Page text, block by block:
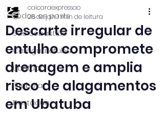
Todos os posts
São Sebastião
Caraguatatuba
Ubatuba
Ilhabela
Destaque
Descarte irregular de
entulho compromete
drenagem e amplia
risco de alagamentos
em Ubatuba
caicaraexpressao
28 de jan.1 min de leitura